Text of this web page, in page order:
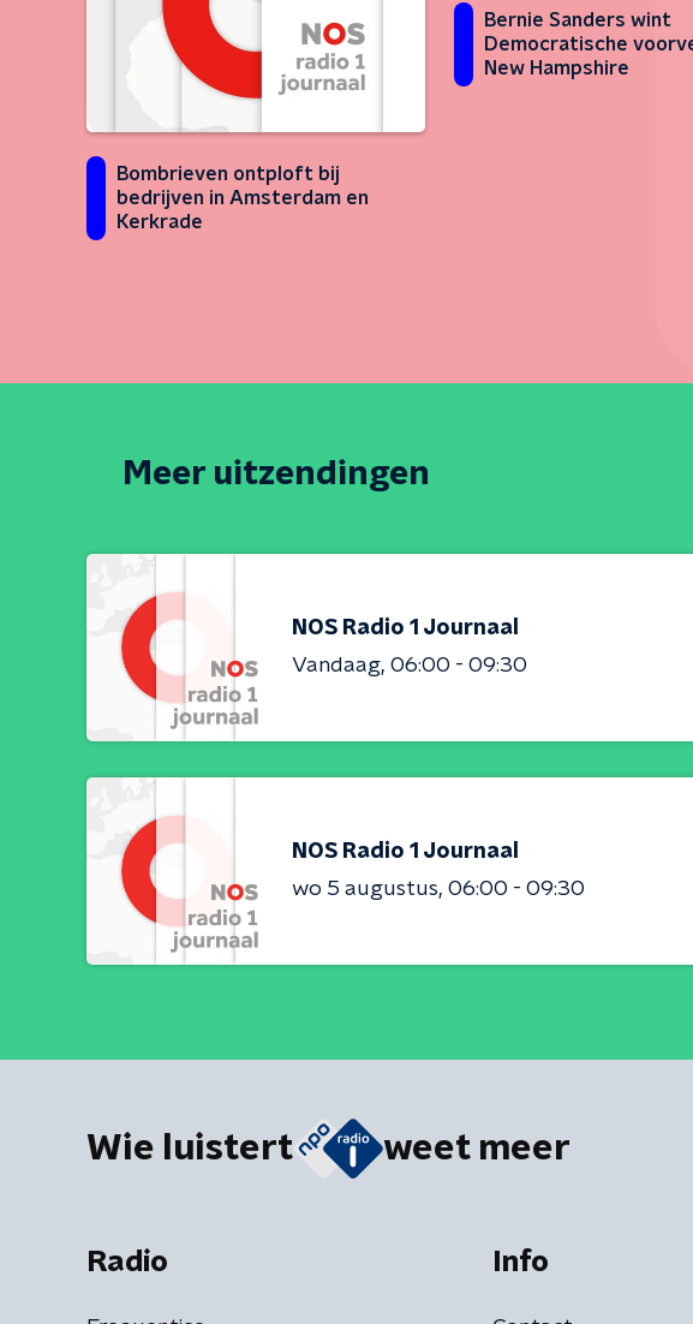
Bombrieven ontploft bij
bedrijven in Amsterdam en
Kerkrade
Bernie Sanders wint
Democratische
New Hampshire
Meer uitzendingen
NOS Radio 1 Journaal
Vandaag 06:00 - 09:30
NOS Radio 1 Journaal
wo 5 augustus 06:00 - 09:30
Wie luistert weet meer
Radio Info